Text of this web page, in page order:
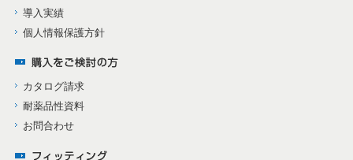
導入実績
個人情報保護方針
カタログ請求
耐薬品性資料
お問合わせ